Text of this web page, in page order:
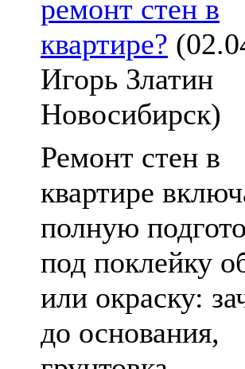
ремонт стен в
квартире?
Игорь Златин
Новосибирск)
Ремонт стен в
квартире
полную
под поклейку
или окраску:
до основания,